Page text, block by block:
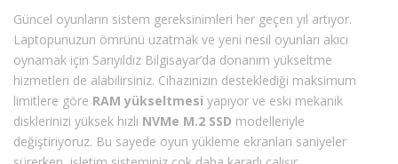
Güncel oyunların sistem gereksinimleri her geçen yıl artıyor.
Laptopunuzun ömrünü uzatmak ve yeni nesil oyunları akıcı
oynamak için Sarıyıldız Bilgisayar’da donanım yükseltme
hizmetleri de alabilirsiniz. Cihazınızın desteklediği maksimum
limitlere göre RAM yükseltmesi yapıyor ve eski mekanik
disklerinizi yüksek hızlı NVMe M.2 SSD modelleriyle
değiştiriyoruz. Bu sayede oyun yükleme ekranları saniyeler